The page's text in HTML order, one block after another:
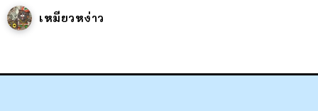
เหมียวหง่าว